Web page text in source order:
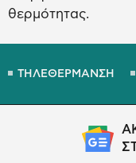
θερμότητας.
ΤΗΛΕΘΕΡΜΑΝΣΗ